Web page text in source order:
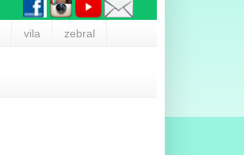
vila zebral